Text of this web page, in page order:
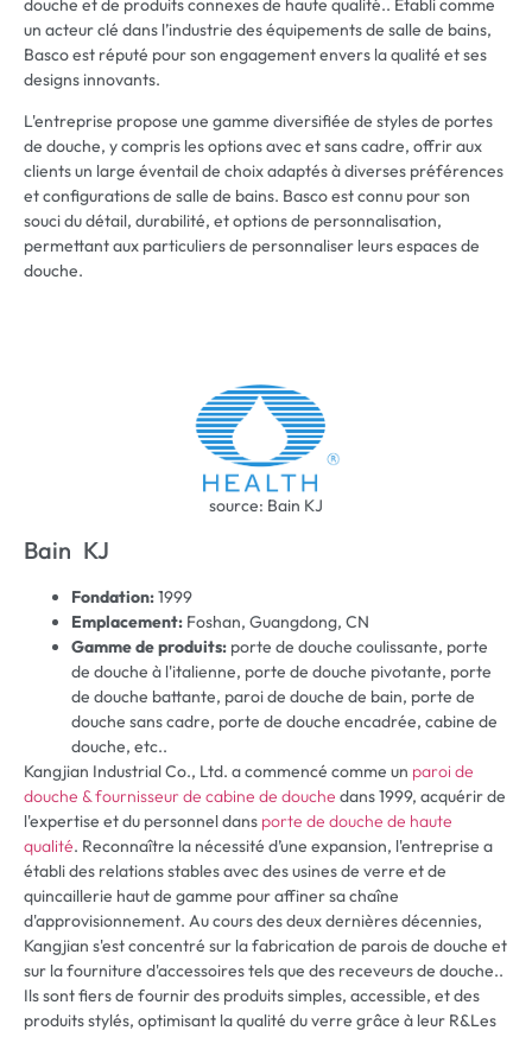
douche et de produits connexes de haute qualité.. Établi comme
un acteur clé dans l’industrie des équipements de salle de bains,
Basco est réputé pour son engagement envers la qualité et ses
designs innovants.
L'entreprise propose une gamme diversifiée de styles de portes
de douche, y compris les options avec et sans cadre, offrir aux
clients un large éventail de choix adaptés à diverses préférences
et configurations de salle de bains. Basco est connu pour son
souci du détail, durabilité, et options de personnalisation,
permettant aux particuliers de personnaliser leurs espaces de
douche.
source: Bain KJ
Bain KJ
Fondation:1999
Emplacement: Foshan, Guangdong, CN
Gamme de produits: porte de douche coulissante, porte
de douche à l'italienne, porte de douche pivotante, porte
de douche battante, paroi de douche de bain, porte de
douche sans cadre, porte de douche encadrée, cabine de
douche, etc..
Kangjian Industrial Co., Ltd. a commencé comme un paroi de
douche & fournisseur de cabine de douche dans 1999, acquérir de
l'expertise et du personnel dans porte de douche de haute
qualité. Reconnaître la nécessité d’une expansion, l'entreprise a
établi des relations stables avec des usines de verre et de
quincaillerie haut de gamme pour affiner sa chaîne
d'approvisionnement. Au cours des deux dernières décennies,
Kangjian s'est concentré sur la fabrication de parois de douche et
sur la fourniture d'accessoires tels que des receveurs de douche..
Ils sont fiers de fournir des produits simples, accessible, et des
produits stylés, optimisant la qualité du verre grâce à leur R&Les